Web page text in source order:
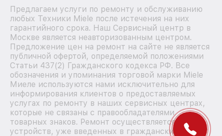
Предлагаем услуги по ремонту и обслуживанию
любых Техники Miele после истечения на них
гарантийного срока. Наш Сервисный центр в
Москве является неавторизованным центром.
Предложение цен на ремонт на сайте не является
публичной офертой, определяемой положениями
Статьи 437(2) Гражданского кодекса РФ. Все
обозначения и упоминания торговой марки Miele
Миеле используются нами исключительно для
информирования клиентов о предоставляемых
услугах по ремонту в наших сервисных центрах,
которые не связаны с правообладателями
товарных знаков. Ремонт осуществляется для
устройств, уже введенных в гражданский оборот